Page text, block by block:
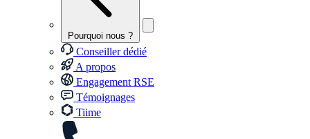
Pourquoi nous ?
Conseiller dédié
A propos
Engagement RSE
Témoignages
Tiime